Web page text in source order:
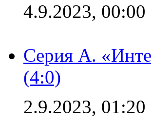
4.9.2023, 00:00
Серия А.
(4:0)
2.9.2023, 01:20